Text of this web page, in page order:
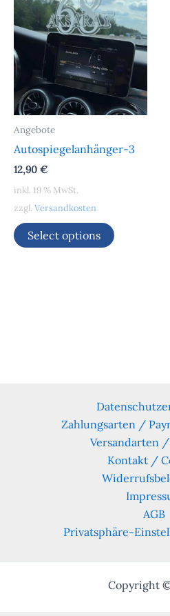
Angebote
Autospiegelanhänger-3
12,90 €
inkl. 19 % MwSt.
zzgl. Versandkosten
Select options
Zahlungsarten /
Versandarten
Kontakt /
AGB
Privatsphäre-
Copyright